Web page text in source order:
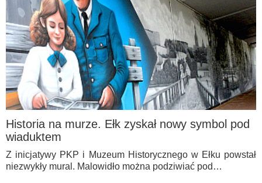
Historia na murze. Ełk zyskał nowy symbol pod
wiaduktem
Z inicjatywy PKP i Muzeum Historycznego w Ełku powstał
niezwykły mural. Malowidło można podziwiać pod…